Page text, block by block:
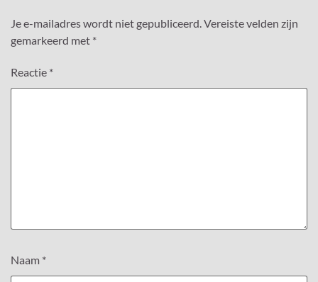
Je e-mailadres wordt niet gepubliceerd.Vereiste velden zijn
gemarkeerd met *
Reactie *
Naam *